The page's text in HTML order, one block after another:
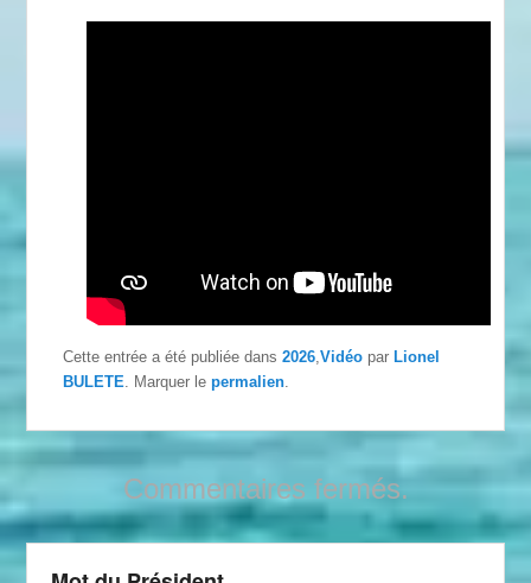
Cette entrée a été publiée dans2026 ,Vidéo parLionel
BULETE . Marquer lepermalien
Commentaires fermés.